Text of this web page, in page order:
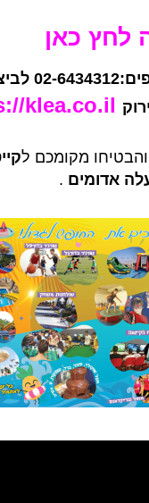
לחץ כאן
klea.co.il/
מקומכם ל
אדומים .